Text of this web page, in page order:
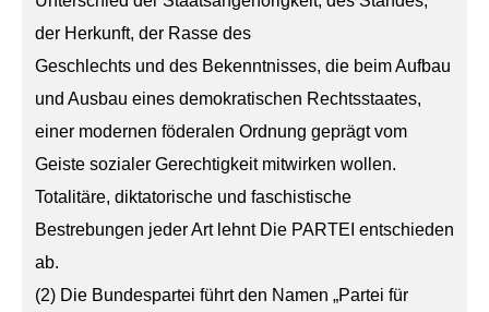
der Herkunft, der Rasse des
Geschlechts und des Bekenntnisses, die beim Aufbau
und Ausbau eines demokratischen Rechtsstaates,
einer modernen föderalen Ordnung geprägt vom
Geiste sozialer Gerechtigkeit mitwirken wollen.
Totalitäre, diktatorische und faschistische
Bestrebungen jeder Art lehnt Die PARTEI entschieden
ab.
(2) Die Bundespartei führt den Namen „Partei für